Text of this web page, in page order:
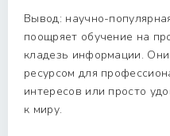
Вывод: научно-
поощряет обучение на
кладезь информации.
ресурсом для
интересов или просто
к миру.